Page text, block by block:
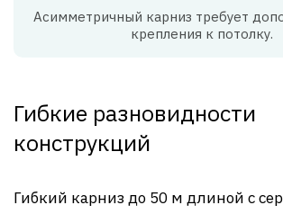
Асимметричный карниз требует
крепления к потолку.
Гибкие разновидности
конструкций
Гибкий карниз до 50 м длиной с